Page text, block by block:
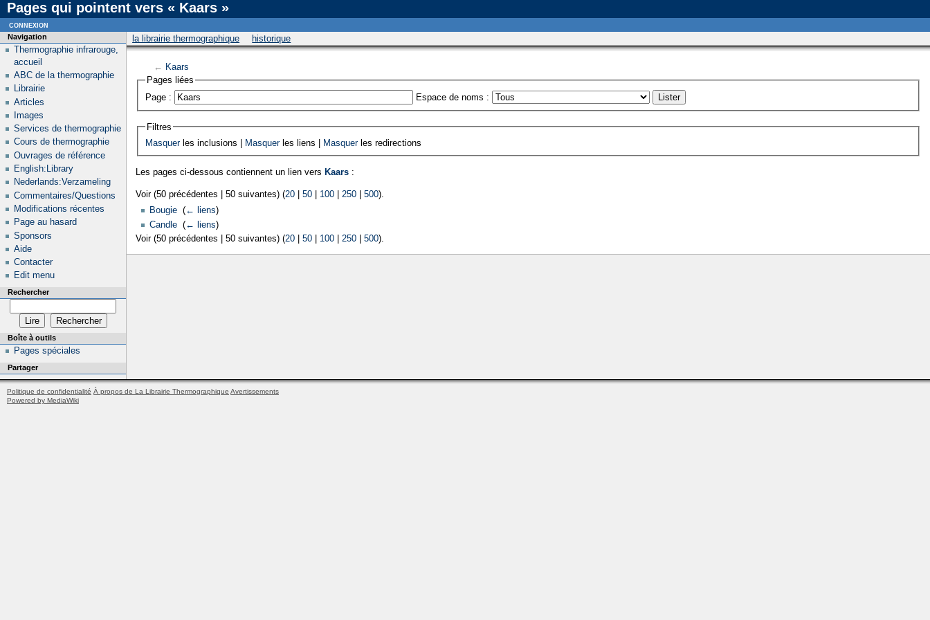
Pages qui pointent vers « Kaars »
la librairie thermographique historique
← Kaars
Pages liées
Page :
Espace de noms :
Filtres
Masquerles inclusions | Masquerles liens | Masquerles redirections
Les pages ci-dessous contiennent un lien vers Kaars :
Voir (50 précédentes | 50 suivantes) (20 50 100 250 500).
Bougie‎ (← liens)
Candle‎ (← liens)
Voir (50 précédentes | 50 suivantes) (20 50 100 250 500).
Navigation
Thermographie infrarouge,
accueil
ABC de la thermographie
Librairie
Articles
Images
Services de thermographie
Cours de thermographie
Ouvrages de référence
English:Library
Nederlands:Verzameling
Commentaires/Questions
Modifications récentes
Page au hasard
Sponsors
Aide
Contacter
Edit menu
Rechercher
Boîte à outils
Pages spéciales
Partager
connexion
Politique de confidentialité À propos de La Librairie Thermographique Avertissements
Powered by MediaWiki